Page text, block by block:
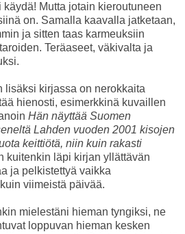
Mutta jotain kieroutuneen
on. Samalla kaavalla jatketaan,
ja sitten taas karmeuksiin
Teräaseet, väkivalta ja
lisäksi kirjassa on nerokkaita
hienosti, esimerkkinä kuvaillen
Hän näyttää Suomen
Lahden vuoden 2001 kisojen
keittiötä, niin kuin rakasti
kuitenkin läpi kirjan yllättävän
ja pelkistettyä vaikka
viimeistä päivää.
mielestäni hieman tyngiksi, ne
loppuvan hieman kesken